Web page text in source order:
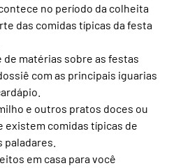
no período da colheita
das comidas típicas da festa
de matérias sobre as festas
com as principais iguarias
e outros pratos doces ou
existem comidas típicas de
em casa para você